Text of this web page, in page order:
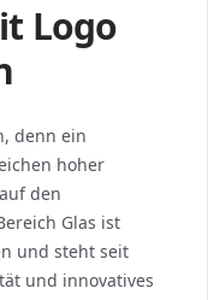
Logo
denn ein
hoher
den
Glas ist
und steht seit
und innovatives